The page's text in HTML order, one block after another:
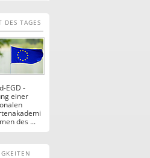
DES TAGES
EGD -
einer
des ...